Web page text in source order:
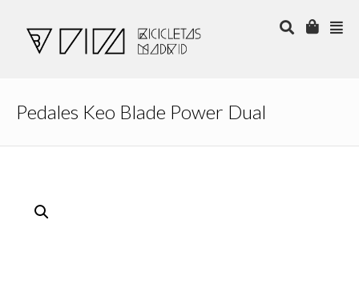
Pedales Keo Blade Power Dual